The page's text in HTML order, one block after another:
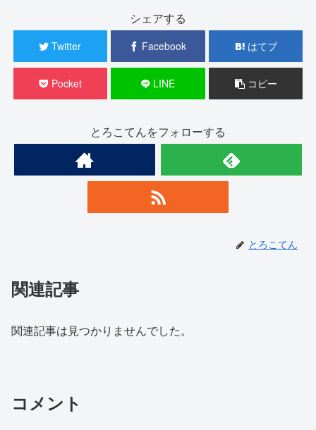
シェアする
Twitter Facebook はてブ
Pocket LINE コピー
とろこてんをフォローする
とろこてん
関連記事
関連記事は見つかりませんでした。
コメント